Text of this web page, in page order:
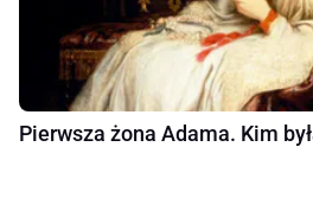
Pierwsza żona Adama. Kim